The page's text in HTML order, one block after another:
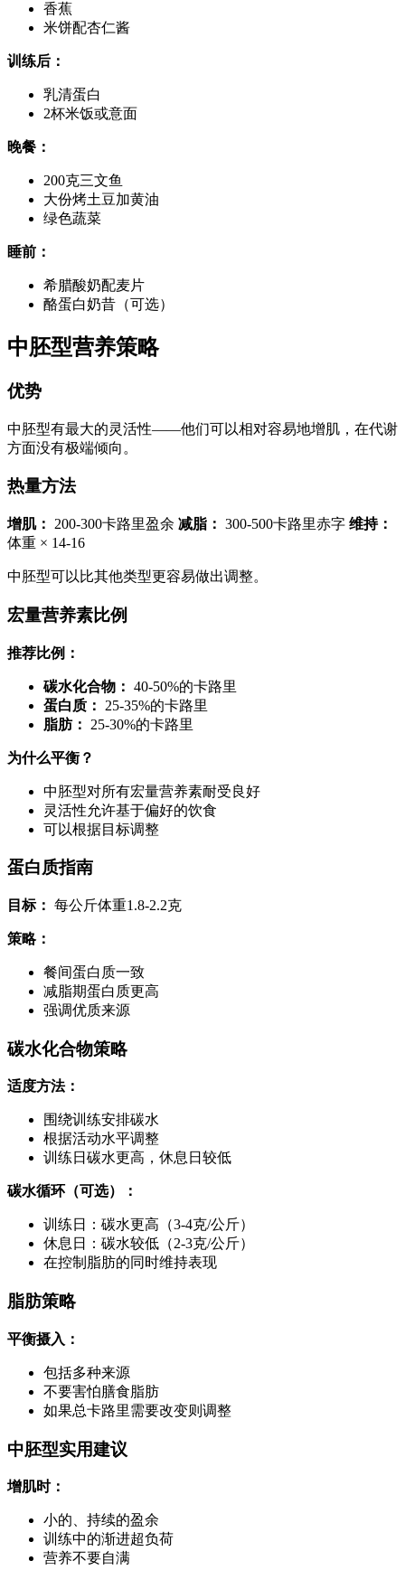
香蕉
米饼配杏仁酱
训练后：
乳清蛋白
2杯米饭或意面
晚餐：
200克三文鱼
大份烤土豆加黄油
绿色蔬菜
睡前：
希腊酸奶配麦片
酪蛋白奶昔（可选）
中胚型营养策略
优势
中胚型有最大的灵活性——他们可以相对容易地增肌，在代谢
方面没有极端倾向。
热量方法
增肌： 200-300卡路里盈余 减脂： 300-500卡路里赤字 维持：
体重 × 14-16
中胚型可以比其他类型更容易做出调整。
宏量营养素比例
推荐比例：
碳水化合物： 40-50%的卡路里
蛋白质：
25-35%的卡路里
脂肪：
25-30%的卡路里
为什么平衡？
中胚型对所有宏量营养素耐受良好
灵活性允许基于偏好的饮食
可以根据目标调整
蛋白质指南
目标： 每公斤体重1.8-2.2克
策略：
餐间蛋白质一致
减脂期蛋白质更高
强调优质来源
碳水化合物策略
适度方法：
围绕训练安排碳水
根据活动水平调整
训练日碳水更高，休息日较低
碳水循环（可选）：
训练日：碳水更高（3-4克/公斤）
休息日：碳水较低（2-3克/公斤）
在控制脂肪的同时维持表现
脂肪策略
平衡摄入：
包括多种来源
不要害怕膳食脂肪
如果总卡路里需要改变则调整
中胚型实用建议
增肌时：
小的、持续的盈余
训练中的渐进超负荷
营养不要自满